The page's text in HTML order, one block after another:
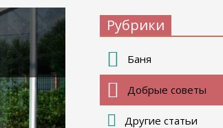
Рубрики
Баня
Добрые советы
Другие статьи